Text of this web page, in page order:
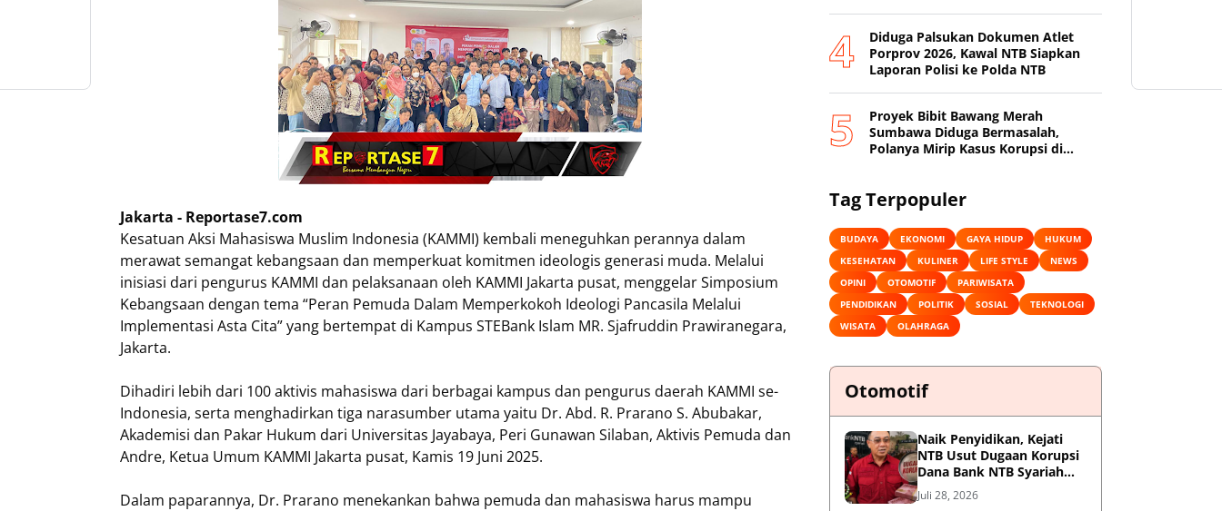
Jakarta - Reportase7.com
Kesatuan Aksi Mahasiswa Muslim Indonesia (KAMMI) kembali meneguhkan perannya dalam
merawat semangat kebangsaan dan memperkuat komitmen ideologis generasi muda. Melalui
inisiasi dari pengurus KAMMI dan pelaksanaan oleh KAMMI Jakarta pusat, menggelar Simposium
Kebangsaan dengan tema “Peran Pemuda Dalam Memperkokoh Ideologi Pancasila Melalui
Implementasi Asta Cita” yang bertempat di Kampus STEBank Islam MR. Sjafruddin Prawiranegara,
Jakarta.
Dihadiri lebih dari 100 aktivis mahasiswa dari berbagai kampus dan pengurus daerah KAMMI se-
Indonesia, serta menghadirkan tiga narasumber utama yaitu Dr. Abd. R. Prarano S. Abubakar,
Akademisi dan Pakar Hukum dari Universitas Jayabaya, Peri Gunawan Silaban, Aktivis Pemuda dan
Andre, Ketua Umum KAMMI Jakarta pusat, Kamis 19 Juni 2025.
Dalam paparannya, Dr. Prarano menekankan bahwa pemuda dan mahasiswa harus mampu
Diduga Palsukan Dokumen Atlet
Porprov 2026, Kawal NTB Siapkan
Laporan Polisi ke Polda NTB
Proyek Bibit Bawang Merah
Sumbawa Diduga Bermasalah,
Polanya Mirip Kasus Korupsi di
Tag Terpopuler
BUDAYA EKONOMI GAYA HIDUP
HUKUM
KESEHATAN
KULINER LIFE STYLE
NEWS
OPINI
OTOMOTIF
PARIWISATA
PENDIDIKAN
POLITIK SOSIAL
TEKNOLOGI
WISATA
OLAHRAGA
Otomotif
Naik Penyidikan, Kejati
NTB Usut Dugaan Korupsi
Dana Bank NTB Syariah
untuk MXGP 2023
Juli 28, 2026